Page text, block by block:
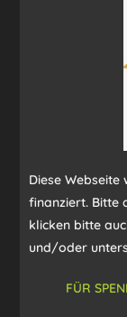
Diese
finanziert. Bitte
klicken bitte
und/oder
FÜR